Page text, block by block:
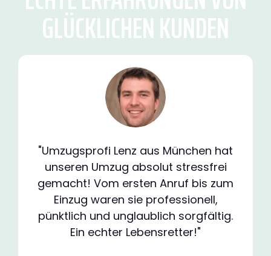
GLÜCKLICHEN KUNDEN
"Umzugsprofi Lenz aus München hat
unseren Umzug absolut stressfrei
gemacht! Vom ersten Anruf bis zum
Einzug waren sie professionell,
pünktlich und unglaublich sorgfältig.
Ein echter Lebensretter!"